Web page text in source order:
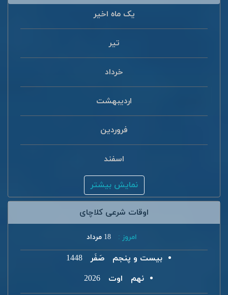
یک ماه اخیر
تیر
خرداد
اردیبهشت
فروردین
اسفند
نمایش بیشتر
اوقات شرعی کلاچای
امروز : 18 مرداد
بیست و پنجم صَفَر
1448
نهم
اوت 2026